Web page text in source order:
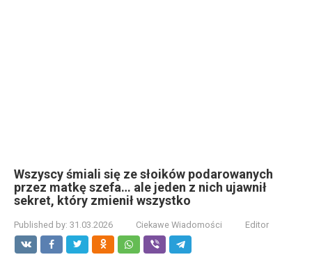
Wszyscy śmiali się ze słoików podarowanych
przez matkę szefa… ale jeden z nich ujawnił
sekret, który zmienił wszystko
Published by: 31.03.2026 Ciekawe Wiadomości Editor